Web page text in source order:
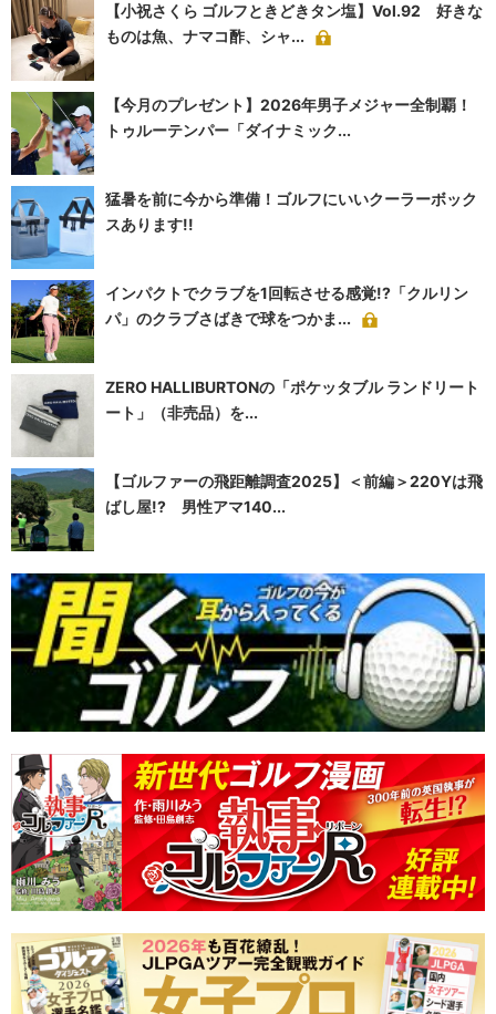
【小祝さくら ゴルフときどきタン塩】Vol.92 好きな
ものは魚、ナマコ酢、シャ...
【今月のプレゼント】2026年男子メジャー全制覇！
トゥルーテンパー「ダイナミック...
猛暑を前に今から準備！ゴルフにいいクーラーボック
スあります!!
インパクトでクラブを1回転させる感覚!?「クルリン
パ」のクラブさばきで球をつかま...
ZERO HALLIBURTONの「ポケッタブル ランドリート
ート」（非売品）を...
【ゴルファーの飛距離調査2025】＜前編＞220Yは飛
ばし屋!? 男性アマ140...